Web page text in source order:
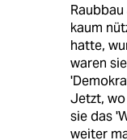
kaum
hatte,
waren
Jetzt,
sie das
weiter